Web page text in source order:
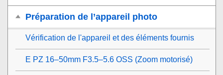
Préparation de l’appareil photo
Vérification de l'appareil et des éléments fournis
E PZ 16–50mm F3.5–5.6 OSS (Zoom motorisé)